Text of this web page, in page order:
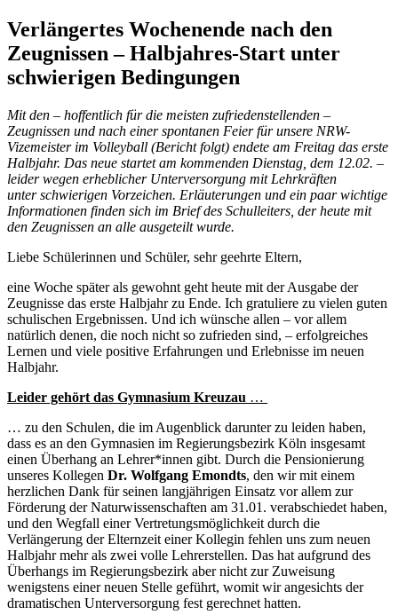
Verlängertes Wochenende nach den
Zeugnissen – Halbjahres-Start unter
schwierigen Bedingungen
Mit den – hoffentlich für die meisten zufriedenstellenden –
Zeugnissen und nach einer spontanen Feier für unsere NRW-
Vizemeister im Volleyball (Bericht folgt) endete am Freitag das erste
Halbjahr. Das neue startet am kommenden Dienstag, dem 12.02. –
leider wegen erheblicher Unterversorgung mit Lehrkräften
unter schwierigen Vorzeichen. Erläuterungen und ein paar wichtige
Informationen finden sich im Brief des Schulleiters, der heute mit
den Zeugnissen an alle ausgeteilt wurde.
Liebe Schülerinnen und Schüler, sehr geehrte Eltern,
eine Woche später als gewohnt geht heute mit der Ausgabe der
Zeugnisse das erste Halbjahr zu Ende. Ich gratuliere zu vielen guten
schulischen Ergebnissen. Und ich wünsche allen – vor allem
natürlich denen, die noch nicht so zufrieden sind, – erfolgreiches
Lernen und viele positive Erfahrungen und Erlebnisse im neuen
Halbjahr.
Leider gehört das Gymnasium Kreuzau …
… zu den Schulen, die im Augenblick darunter zu leiden haben,
dass es an den Gymnasien im Regierungsbezirk Köln insgesamt
einen Überhang an Lehrer*innen gibt. Durch die Pensionierung
unseres Kollegen Dr. Wolfgang Emondts, den wir mit einem
herzlichen Dank für seinen langjährigen Einsatz vor allem zur
Förderung der Naturwissenschaften am 31.01. verabschiedet haben,
und den Wegfall einer Vertretungsmöglichkeit durch die
Verlängerung der Elternzeit einer Kollegin fehlen uns zum neuen
Halbjahr mehr als zwei volle Lehrerstellen. Das hat aufgrund des
Überhangs im Regierungsbezirk aber nicht zur Zuweisung
wenigstens einer neuen Stelle geführt, womit wir angesichts der
dramatischen Unterversorgung fest gerechnet hatten.